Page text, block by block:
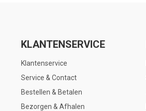
KLANTENSERVICE
Klantenservice
Service & Contact
Bestellen & Betalen
Bezorgen & Afhalen